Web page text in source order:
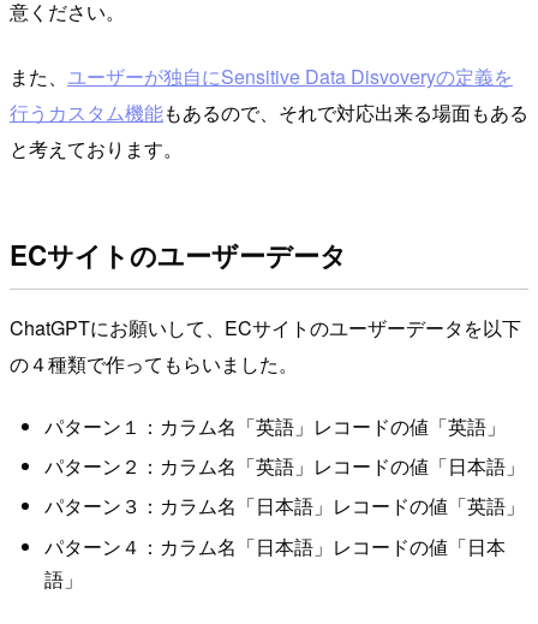
意ください。
また、 ユーザーが独自にSensitive Data Disvoveryの定義を
行うカスタム機能もあるので、それで対応出来る場面もある
と考えております。
ECサイトのユーザーデータ
ChatGPTにお願いして、ECサイトのユーザーデータを以下
の４種類で作ってもらいました。
パターン１：カラム名「英語」レコードの値「英語」
パターン２：カラム名「英語」レコードの値「日本語」
パターン３：カラム名「日本語」レコードの値「英語」
パターン４：カラム名「日本語」レコードの値「日本
語」